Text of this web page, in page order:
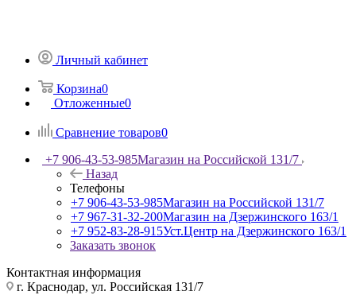
Личный кабинет
Корзина0
Отложенные0
Сравнение товаров0
+7 906-43-53-985Магазин на Российской 131/7
Назад
Телефоны
+7 906-43-53-985Магазин на Российской 131/7
+7 967-31-32-200Магазин на Дзержинского 163/1
+7 952-83-28-915Уст.Центр на Дзержинского 163/1
Заказать звонок
Контактная информация
г. Краснодар, ул. Российская 131/7